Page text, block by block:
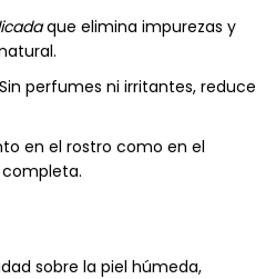
que elimina impurezas y
perfumes ni irritantes, reduce
en el rostro como en el
sobre la piel húmeda,